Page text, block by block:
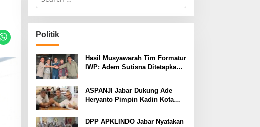
r
c
h
f
o
r
:
Politik
Hasil Musyawarah Tim Formatur
IWP: Adem Sutisna Ditetapkan
ASPANJI Jabar Dukung Ade
Heryanto Pimpin Kadin Kota
DPP APKLINDO Jabar Nyatakan